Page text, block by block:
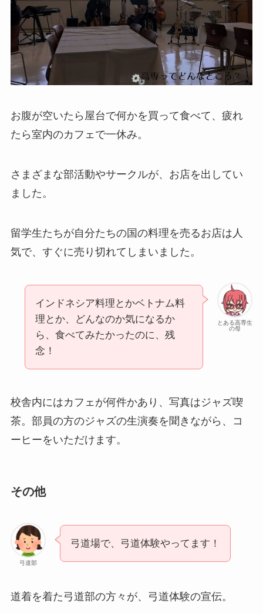
お腹が空いたら屋台で何かを買って食べて、疲れ
たら室内のカフェで一休み。
さまざまな部活動やサークルが、お店を出してい
ました。
留学生たちが自分たちの国の料理を売るお店は人
気で、すぐに売り切れてしまいました。
とある高専生
の母
インドネシア料理とかベトナム料
理とか、どんなのか気になるか
ら、食べてみたかったのに、残
念！
校舎内にはカフェが何件かあり、写真はジャズ喫
茶。部員の方のジャズの生演奏を聞きながら、コ
ーヒーをいただけます。
その他
弓道部
弓道場で、弓道体験やってます！
道着を着た弓道部の方々が、弓道体験の宣伝。